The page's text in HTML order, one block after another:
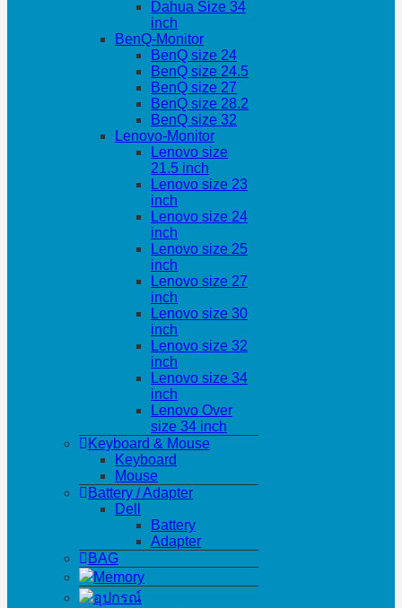
Dahua Size 34
inch
BenQ-Monitor
BenQ size 24
BenQ size 24.5
BenQ size 27
BenQ size 28.2
BenQ size 32
Lenovo-Monitor
Lenovo size
21.5 inch
Lenovo size 23
inch
Lenovo size 24
inch
Lenovo size 25
inch
Lenovo size 27
inch
Lenovo size 30
inch
Lenovo size 32
inch
Lenovo size 34
inch
Lenovo Over
size 34 inch
Keyboard & Mouse
Keyboard
Mouse
Battery / Adapter
Dell
Battery
Adapter
BAG
Memory
อุปกรณ์